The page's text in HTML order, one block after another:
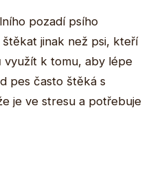
pozadí psího
jinak než psi, kteří
využít k tomu, aby lépe
pes často štěká s
je ve stresu a potřebuje